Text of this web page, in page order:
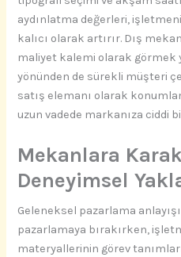
aydınlatma değerleri,
kalıcı olarak artırır. Dış
maliyet kalemi olarak görmek
yönünden de sürekli müşteri
satış elemanı olarak
uzun vadede markanıza ciddi
Mekanlara
Deneyimsel
Geleneksel pazarlama
pazarlamaya bırakırken,
materyallerinin görev